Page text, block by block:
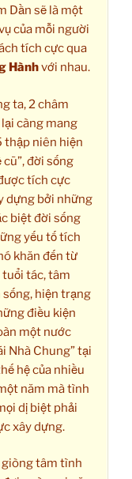
Dần sẽ là một
của mỗi người
tích cực qua
Hànhvới nhau.
ta, 2 châm
càng mang
thập niên hiện
cũ”, đời sống
tích cực
dựng bởi những
biệt đời sống
yếu tố tích
khăn đến từ
tuổi tác, tâm
sống, hiện trạng
điều kiện
một nước
Nhà Chung” tại
hệ của nhiều
năm mà tình
dị biệt phải
xây dựng.
giòng tâm tình